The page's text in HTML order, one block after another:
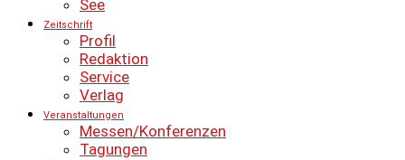
See
Zeitschrift
Profil
Redaktion
Service
Verlag
Veranstaltungen
Messen/Konferenzen
Tagungen